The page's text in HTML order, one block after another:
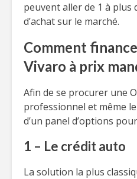
peuvent aller de 1 à plus
d’achat sur le marché.
Comment
Vivaro à prix
Afin de se procurer une
professionnel et même
d’un panel d’options
1 – Le crédit auto
La solution la plus